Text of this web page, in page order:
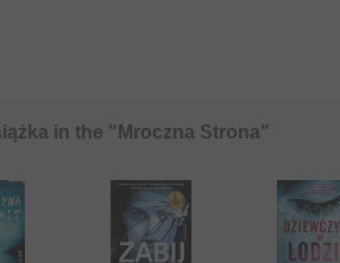
in the "Mroczna Strona"